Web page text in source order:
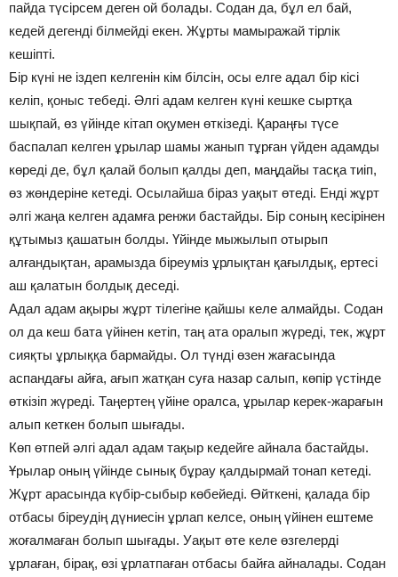
пайда түсірсем деген ой болады. Содан да, бұл ел бай,
кедей дегенді білмейді екен. Жұрты мамыражай тірлік
кешіпті.
Бір күні не іздеп келгенін кім білсін, осы елге адал бір кісі
келіп, қоныс тебеді. Әлгі адам келген күні кешке сыртқа
шықпай, өз үйінде кітап оқумен өткізеді. Қараңғы түсе
баспалап келген ұрылар шамы жанып тұрған үйден адамды
көреді де, бұл қалай болып қалды деп, маңдайы тасқа тиіп,
өз жөндеріне кетеді. Осылайша біраз уақыт өтеді. Енді жұрт
әлгі жаңа келген адамға ренжи бастайды. Бір соның кесірінен
құтымыз қашатын болды. Үйінде мыжылып отырып
алғандықтан, арамызда біреуміз ұрлықтан қағылдық, ертесі
аш қалатын болдық деседі.
Адал адам ақыры жұрт тілегіне қайшы келе алмайды. Содан
ол да кеш бата үйінен кетіп, таң ата оралып жүреді, тек, жұрт
сияқты ұрлыққа бармайды. Ол түнді өзен жағасында
аспандағы айға, ағып жатқан суға назар салып, көпір үстінде
өткізіп жүреді. Таңертең үйіне оралса, ұрылар керек-жарағын
алып кеткен болып шығады.
Көп өтпей әлгі адал адам тақыр кедейге айнала бастайды.
Ұрылар оның үйінде сынық бұрау қалдырмай тонап кетеді.
Жұрт арасында күбір-сыбыр көбейеді. Өйткені, қалада бір
отбасы біреудің дүниесін ұрлап келсе, оның үйінен ештеме
жоғалмаған болып шығады. Уақыт өте келе өзгелерді
ұрлаған, бірақ, өзі ұрлатпаған отбасы байға айналады. Содан